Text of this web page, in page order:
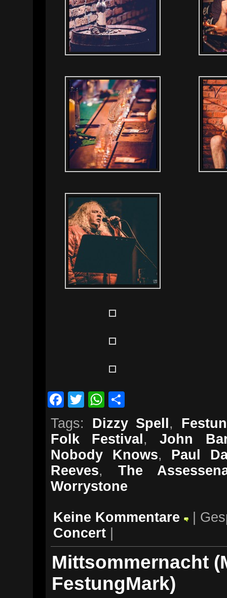
Facebook
TwitterWhatsApp
Tags: Dizzy Spell ,
Folk Festival ,John
Nobody Knows, Paul
Reeves, The
Worrystone
Keine Kommentare
|
Concert
Mittsommernacht
FestungMark)